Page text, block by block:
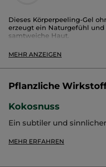
Dieses Körperpeeling-Gel
erzeugt ein Naturgefühl
samtweiche Haut.
Duft:Kokosnuss
Anwendungsbereich:
Textur:Cremepeeling
Die cremige, zu 98 %
Peelingkörnern, die zu 100 %
Peelt, glättet und verfeinert
einen zarten Duft.
Der Duft:
Yves Rocher hat die
köstlich, prall, steckt voller
MEHR ANZEIGEN
Pflanzliche
Kokosnuss
Ein subtiler und
MEHR ERFAHREN